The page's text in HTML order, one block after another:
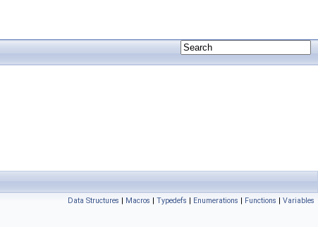
Data Structures | Macros | Typedefs | Enumerations | Functions | Variables